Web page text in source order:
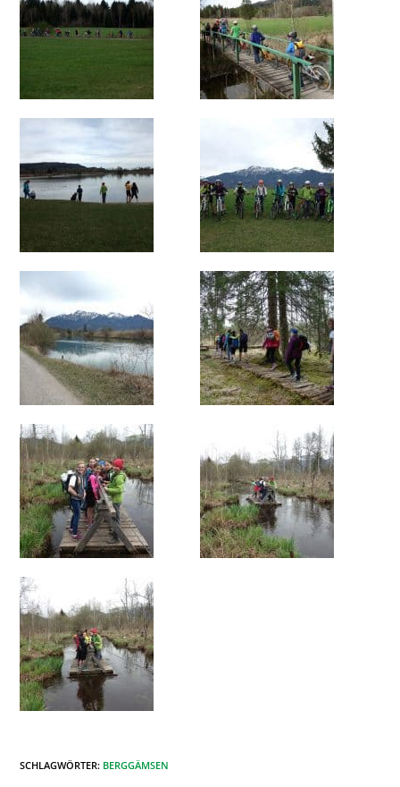
SCHLAGWÖRTER: BERGGÄMSEN